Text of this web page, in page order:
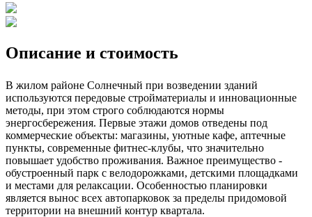
Описание и стоимость
В жилом районе Солнечный при возведении зданий
используются передовые стройматериалы и инновационные
методы, при этом строго соблюдаются нормы
энергосбережения. Первые этажи домов отведены под
коммерческие объекты: магазины, уютные кафе, аптечные
пункты, современные фитнес-клубы, что значительно
повышает удобство проживания. Важное преимущество -
обустроенный парк с велодорожками, детскими площадками
и местами для релаксации. Особенностью планировки
является вынос всех автопарковок за пределы придомовой
территории на внешний контур квартала.